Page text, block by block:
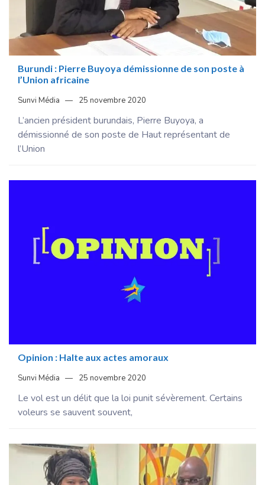
Burundi : Pierre Buyoya démissionne de son poste à
l’Union africaine
Sunvi Média 25 novembre 2020
L’ancien président burundais, Pierre Buyoya, a
démissionné de son poste de Haut représentant de
l’Union
Opinion : Halte aux actes amoraux
Sunvi Média 25 novembre 2020
Le vol est un délit que la loi punit sévèrement. Certains
voleurs se sauvent souvent,